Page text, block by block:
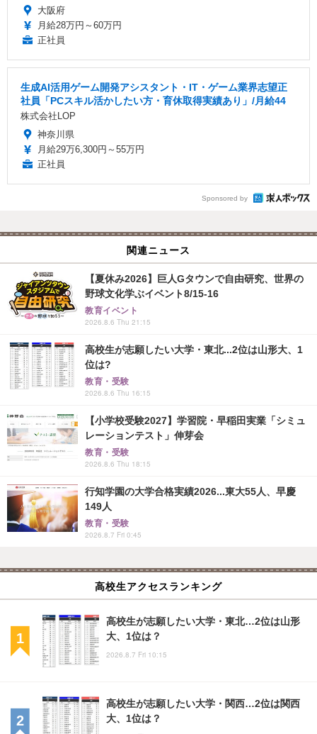
大阪府
月給28万円～60万円
正社員
生成AI活用ゲーム開発アシスタント・IT・ゲーム業界志望正
社員「PCスキル活かしたい方・育休取得実績あり」/月給44
株式会社LOP
神奈川県
月給29万6,300円～55万円
正社員
Sponsored by
関連ニュース
【夏休み2026】巨人Gタウンで自由研究、世界の
野球文化学ぶイベント8/15-16
教育イベント
2026.8.6 Thu 21:15
高校生が志願したい大学・東北...2位は山形大、1
位は?
教育・受験
2026.8.6 Thu 16:15
【小学校受験2027】学習院・早稲田実業「シミュ
レーションテスト」伸芽会
教育・受験
2026.8.6 Thu 18:15
行知学園の大学合格実績2026...東大55人、早慶
149人
教育・受験
2026.8.7 Fri 0:45
高校生アクセスランキング
高校生が志願したい大学・東北…2位は山形
大、1位は？
2026.8.7 Fri 10:15
高校生が志願したい大学・関西…2位は関西
大、1位は？